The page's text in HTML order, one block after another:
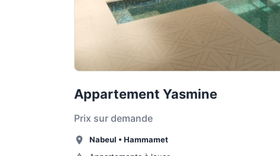
Appartement Yasmine
Prix sur demande
Nabeul • Hammamet